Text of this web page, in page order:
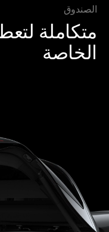
الصندوق
متكاملة
الخاصة